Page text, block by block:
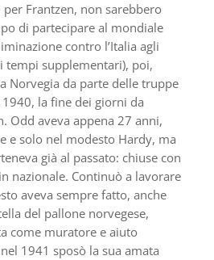
Frantzen, non sarebbero
di partecipare al mondiale
contro l’Italia agli
tempi supplementari), poi,
Norvegia da parte delle truppe
la fine dei giorni da
Odd aveva appena 27 anni,
e solo nel modesto Hardy, ma
già al passato: chiuse con
nazionale. Continuò a lavorare
aveva sempre fatto, anche
del pallone norvegese,
come muratore e aiuto
1941 sposò la sua amata